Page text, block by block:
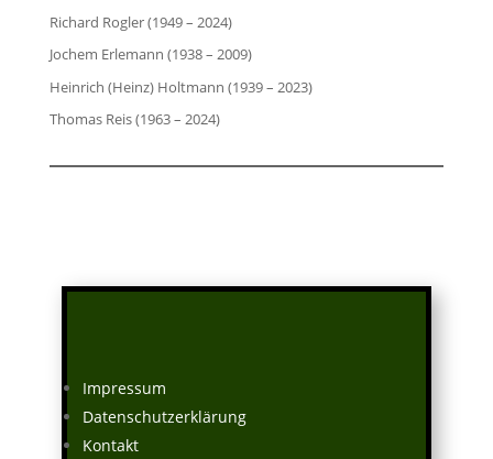
Richard Rogler (1949 – 2024)
Jochem Erlemann (1938 – 2009)
Heinrich (Heinz) Holtmann (1939 – 2023)
Thomas Reis (1963 – 2024)
Impressum
Datenschutzerklärung
Kontakt